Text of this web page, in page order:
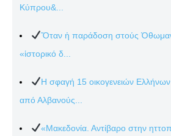
Κύπρου&...
Ὅταν ἡ παράδοση στούς
«ἱστορικό δ...
Η σφαγή 15 οικογενειών
από Αλβανούς...
«Μακεδονία. Αντίβαρο στην